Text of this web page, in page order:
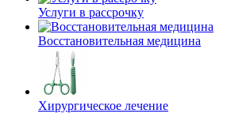
Услуги в рассрочку
Восстановительная медицина
Хирургическое лечение